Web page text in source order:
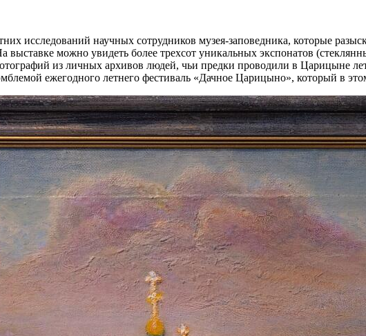
исследований научных сотрудников музея-заповедника, которые
выставке можно увидеть более трехсот уникальных экспонатов
из личных архивов людей, чьи предки проводили в Царицыне
ежегодного летнего фестиваль «Дачное Царицыно», который в